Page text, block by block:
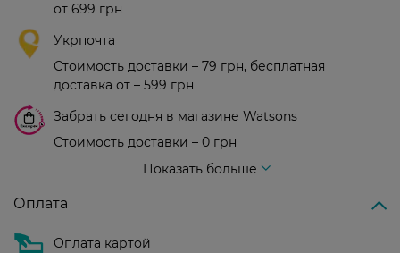
от 699 грн
Укрпочта
Стоимость доставки – 79 грн, бесплатная
доставка от – 599 грн
Забрать сегодня в магазине Watsons
Стоимость доставки – 0 грн
Показать больше
Оплата
Оплата картой